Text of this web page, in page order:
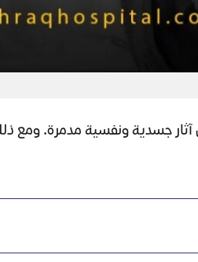
جسدية ونفسية مدمرة. ومع